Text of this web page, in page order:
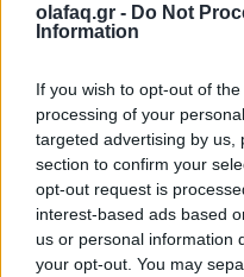
olafaq.gr - Do Not
Information
If you wish to opt-out of
processing of your
targeted advertising by us,
section to confirm your
opt-out request is
interest-based ads based
us or personal information
your opt-out. You may